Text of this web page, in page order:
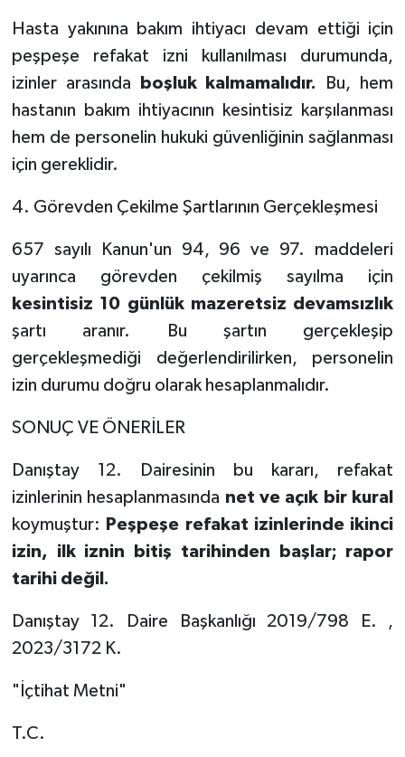
Hasta yakınına bakım ihtiyacı devam ettiği için
peşpeşe refakat izni kullanılması durumunda,
izinler arasında
boşluk kalmamalıdır. Bu, hem
hastanın bakım ihtiyacının kesintisiz karşılanması
hem de personelin hukuki güvenliğinin sağlanması
için gereklidir.
4. Görevden Çekilme Şartlarının Gerçekleşmesi
657 sayılı Kanun'un 94, 96 ve 97. maddeleri
uyarınca görevden çekilmiş sayılma için
kesintisiz 10 günlük mazeretsiz devamsızlık
şartı aranır. Bu şartın gerçekleşip
gerçekleşmediği değerlendirilirken, personelin
izin durumu doğru olarak hesaplanmalıdır.
SONUÇ VE ÖNERİLER
Danıştay 12. Dairesinin bu kararı, refakat
izinlerinin hesaplanmasında net ve açık bir kural
koymuştur: Peşpeşe refakat izinlerinde ikinci
izin, ilk iznin bitiş tarihinden başlar; rapor
tarihi değil.
Danıştay 12. Daire Başkanlığı 2019/798 E. ,
2023/3172 K.
"İçtihat Metni"
T.C.